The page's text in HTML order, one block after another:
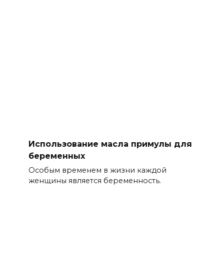
Использование масла примулы для
беременных
Особым временем в жизни каждой
женщины является беременность.